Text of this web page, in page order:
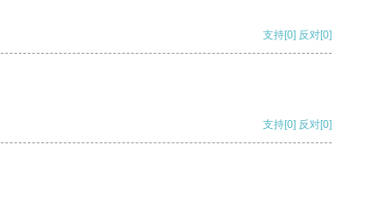
支持[0] 反对[0]
支持[0] 反对[0]